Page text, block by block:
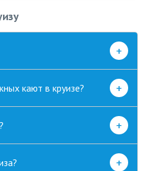
+
кают в круизе? +
+
+